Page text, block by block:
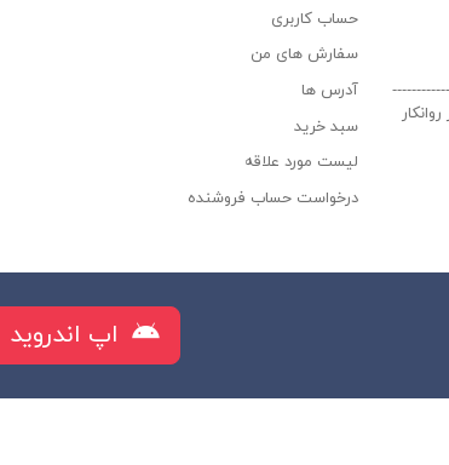
حساب کاربری
سفارش های من‎
آدرس ها
سبد خرید
لیست مورد علاقه
درخواست حساب فروشنده
اپ اندروید